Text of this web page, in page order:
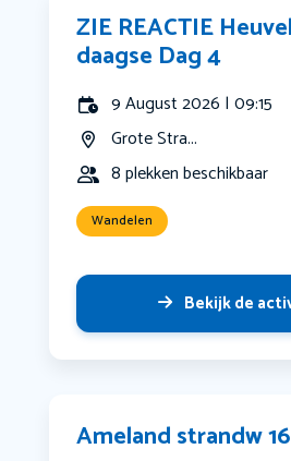
ZIE REACTIE
daagse Dag 4
9 August 2026 | 09:15
Grote Stra...
8 plekken beschikbaar
Wandelen
Bekijk de
Ameland strandw